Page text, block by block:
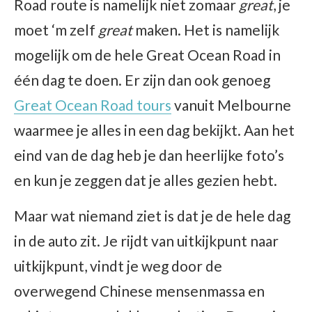
Road route is namelijk niet zomaar great, je
moet ‘m zelf greatmaken. Het is namelijk
mogelijk om de hele Great Ocean Road in
één dag te doen. Er zijn dan ook genoeg
Great Ocean Road tours vanuit Melbourne
waarmee je alles in een dag bekijkt. Aan het
eind van de dag heb je dan heerlijke foto’s
en kun je zeggen dat je alles gezien hebt.
Maar wat niemand ziet is dat je de hele dag
in de auto zit. Je rijdt van uitkijkpunt naar
uitkijkpunt, vindt je weg door de
overwegend Chinese mensenmassa en